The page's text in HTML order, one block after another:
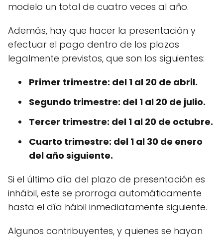
modelo un total de cuatro veces al año.
Además, hay que hacer la presentación y
efectuar el pago dentro de los plazos
legalmente previstos, que son los siguientes:
Primer trimestre: del 1 al 20 de abril.
Segundo trimestre: del 1 al 20 de julio.
Tercer trimestre: del 1 al 20 de octubre.
Cuarto trimestre: del 1 al 30 de enero
del año siguiente.
Si el último día del plazo de presentación es
inhábil, este se prorroga automáticamente
hasta el día hábil inmediatamente siguiente.
Algunos contribuyentes, y quienes se hayan